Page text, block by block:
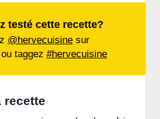
testé cette recette?
@hervecuisine sur
taggez #hervecuisine
recette